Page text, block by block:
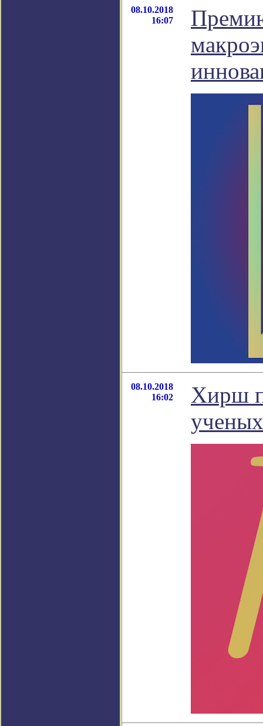
08.10.2018
16:07
08.10.2018
16:02
Хирш